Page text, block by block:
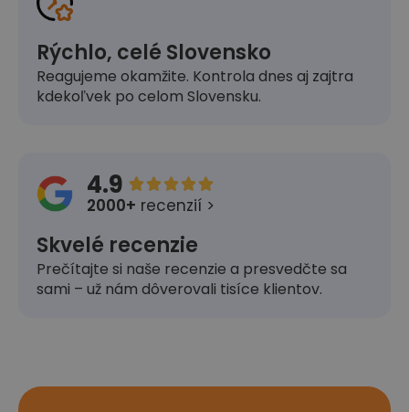
Rýchlo, celé Slovensko
Reagujeme okamžite. Kontrola dnes aj zajtra
kdekoľvek po celom Slovensku.
4.9 
2000+ recenzií >
Skvelé recenzie
Prečítajte si naše recenzie a presvedčte sa
sami – už nám dôverovali tisíce klientov.